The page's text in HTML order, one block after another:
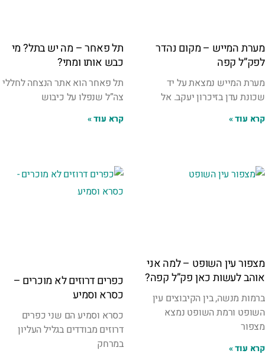
מערת המייש – מקום נהדר
לפק”ל קפה
מערת המייש נמצאת על יד
שכונת עדן בזיכרון יעקב. אל
קרא עוד »
תל פאחר – מה יש בתל? מי
כבש אותו ומתי?
תל פאחר הוא אתר הנצחה לחללי
צה”ל שנפלו על כיבוש
קרא עוד »
מצפור עין השופט – למה אני
אוהב לעשות כאן פק”ל קפה?
ברמות מנשה, בין הקיבוצים עין
השופט ורמת השופט נמצא
מצפור
קרא עוד »
כפרים דרוזים לא מוכרים –
כסרא וסמיע
כסרא וסמיע הם שני כפרים
דרוזים מבודדים בגליל העליון
במרחק